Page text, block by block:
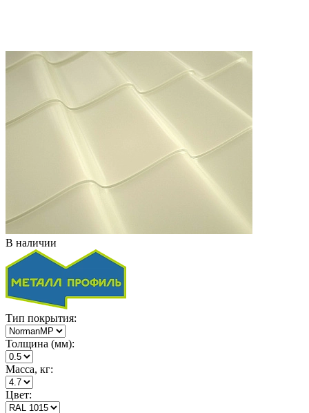
В наличии
Тип покрытия:
Толщина (мм):
Масса, кг:
Цвет: